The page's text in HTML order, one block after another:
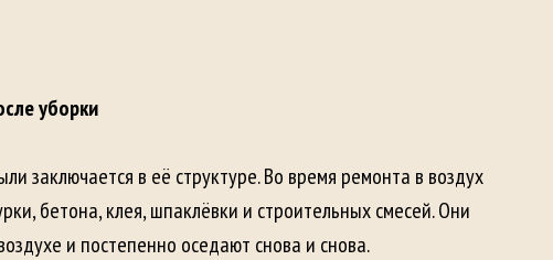
уборки
заключается в её структуре. Во время ремонта в воздух
бетона, клея, шпаклёвки и строительных смесей. Они
и постепенно оседают снова и снова.